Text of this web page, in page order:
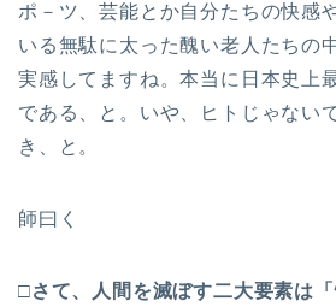
ポ－ツ、芸能とか自分たちの快感
いる無駄に太った醜い老人たちの
実感してますね。本当に日本史上
である、と。いや、ヒトじゃない
き、と。
師曰く
□さて、人間を滅ぼす二大要素は